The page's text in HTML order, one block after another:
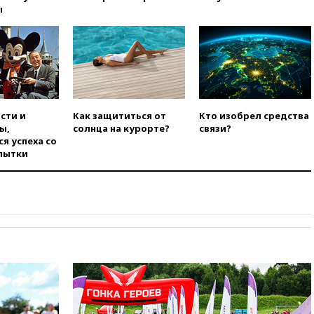
подлете к Москве
08:42
Силы ПВО сбили почти
400 БПЛА над российскими
регионами
белорусов покупать избы в
селах
авиатоплива в Европу
миграционного кризиса
03:30
В Минстрое сравнили
качество жилья в Нью-Йорке и
и
успеха со
Как защититься от
солнца на курорте?
Кто изобрел средства
связи?